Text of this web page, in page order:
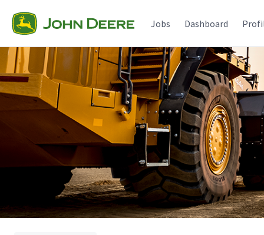
Jobs Dashboard
Single
Position